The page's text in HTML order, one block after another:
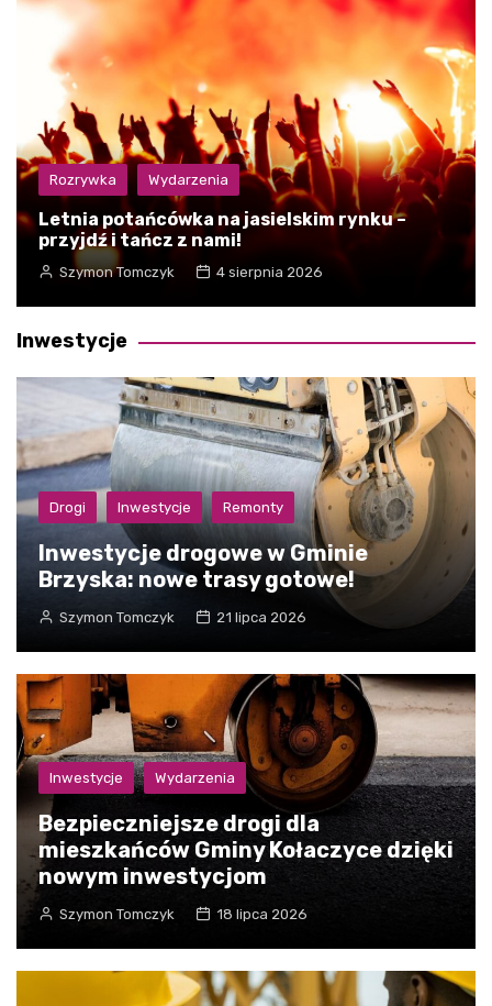
Rozrywka Wydarzenia
Letnia potańcówka na jasielskim rynku –
przyjdź i tańcz z nami!
Szymon Tomczyk 4 sierpnia 2026
Inwestycje
Drogi Inwestycje Remonty
Inwestycje drogowe w Gminie
Brzyska: nowe trasy gotowe!
Szymon Tomczyk 21 lipca 2026
Inwestycje Wydarzenia
Bezpieczniejsze drogi dla
mieszkańców Gminy Kołaczyce dzięki
nowym inwestycjom
Szymon Tomczyk 18 lipca 2026